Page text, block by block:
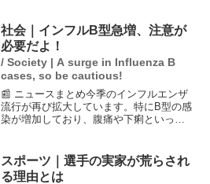
2の議席を確保する一方で、中道政党は惨
敗し、議席数が7...
社会｜インフルB型急増、注意が
必要だよ！
/ Society | A surge in Influenza B
cases, so be cautious!
📰 ニュースまとめ今季のインフルエンザ
流行が再び拡大しています。特にB型の感
染が増加しており、腹痛や下痢といった
りで、学級閉鎖も増加しています。A型に
感染した人でもB...
スポーツ｜選手の実家が荒らされ
る理由とは